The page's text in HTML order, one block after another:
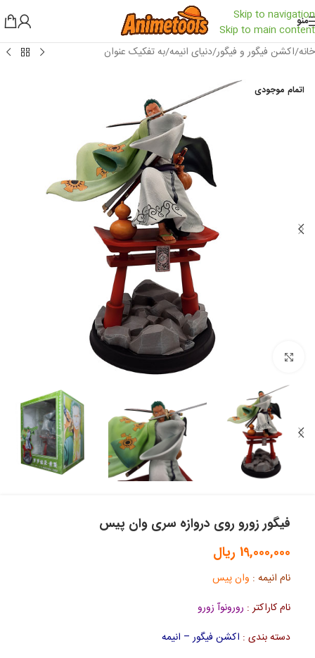
Skip to navigation
Skip to main content
منو
خانه/اکشن فیگور و فیگور/دنیای انیمه/به تفکیک عنوان
اتمام موجودی
فیگور زورو روی دروازه سری وان پیس
19,000,000 ریال
نام انیمه : وان پیس
نام کاراکتر : رورونوآ زورو
دسته بندی : اکشن فیگور – انیمه